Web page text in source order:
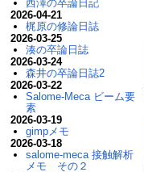
西澤の卒論日記
2026-04-21
梶原の修論日誌
2026-03-25
湊の卒論日誌
2026-03-24
森井の卒論日誌2
2026-03-22
Salome-Meca ビーム要
素
2026-03-19
gimpメモ
2026-03-18
salome-meca 接触解析
メモ その２